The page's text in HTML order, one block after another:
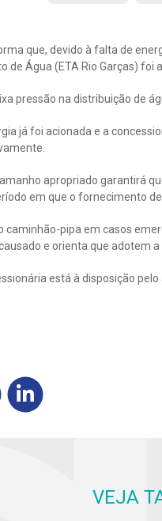
que, devido à falta de
de Água (ETA Rio Garças) foi
pressão na distribuição de
já foi acionada e a
apropriado garantirá
em que o fornecimento
pipa em casos
e orienta que adotem
está à disposição
VEJA